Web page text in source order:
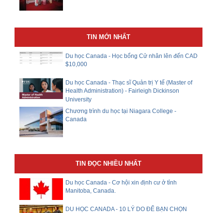
TIN MỚI NHẤT
Du học Canada - Học bổng Cử nhân lên đến CAD
$10,000
Du học Canada - Thạc sĩ Quản trị Y tế (Master of
Health Administration) - Fairleigh Dickinson
University
Chương trình du học tại Niagara College -
Canada
TIN ĐỌC NHIỀU NHẤT
Du học Canada - Cơ hội xin định cư ở tỉnh
Manitoba, Canada.
DU HỌC CANADA - 10 LÝ DO ĐỂ BẠN CHỌN